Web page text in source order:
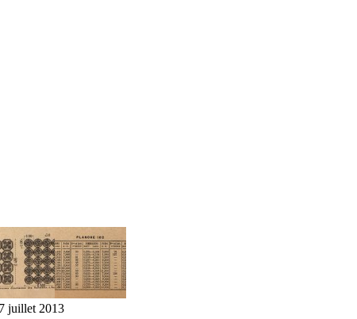
juillet 2013